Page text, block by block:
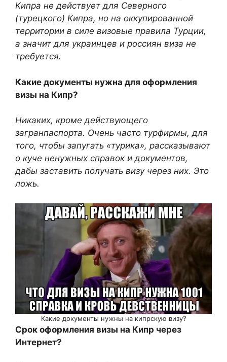
Кипра не действует для Северного
(турецкого) Кипра, но на оккупированной
территории в силе визовые правила Турции,
а значит для украинцев и россиян виза не
требуется.
Какие документы нужна для оформления
визы на Кипр?
Никаких, кроме действующего
загранпаспорта. Очень часто турфирмы, для
того, чтобы запугать «турика», рассказывают
о куче ненужных справок и документов,
дабы заставить получать визу через них. Это
ложь.
Какие документы нужны на кипрскую визу?
Срок оформления визы на Кипр через
Интернет?